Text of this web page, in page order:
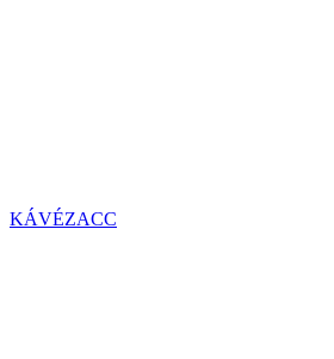
KÁVÉZACC